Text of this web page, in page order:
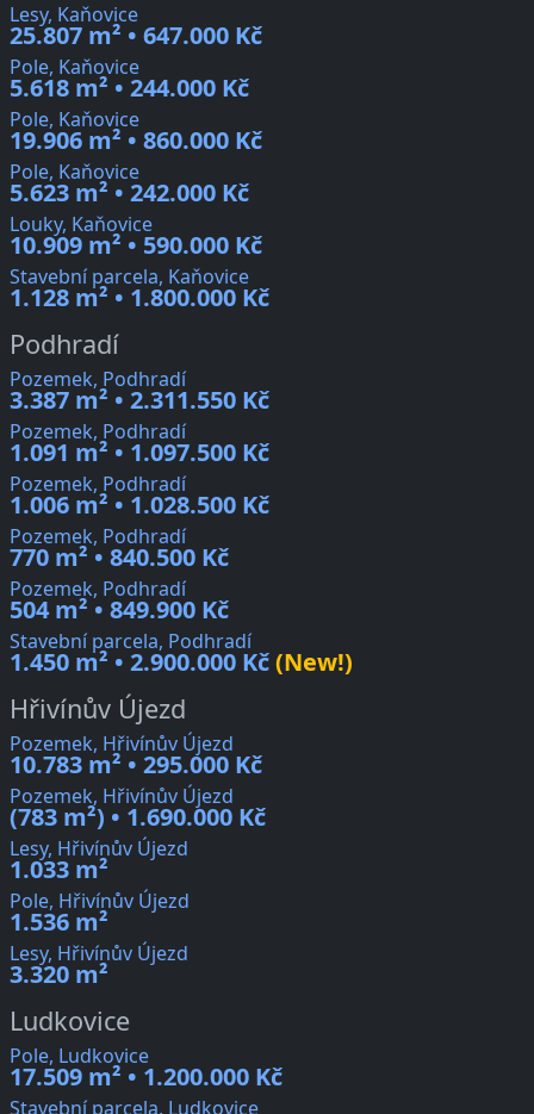
Lesy, Kaňovice
25.807 m² • 647.000 Kč
Pole, Kaňovice
5.618 m² • 244.000 Kč
Pole, Kaňovice
19.906 m² • 860.000 Kč
Pole, Kaňovice
5.623 m² • 242.000 Kč
Louky, Kaňovice
10.909 m² • 590.000 Kč
Stavební parcela, Kaňovice
1.128 m² • 1.800.000 Kč
Podhradí
Pozemek, Podhradí
3.387 m² • 2.311.550 Kč
Pozemek, Podhradí
1.091 m² • 1.097.500 Kč
Pozemek, Podhradí
1.006 m² • 1.028.500 Kč
Pozemek, Podhradí
770 m² • 840.500 Kč
Pozemek, Podhradí
504 m² • 849.900 Kč
Stavební parcela, Podhradí
1.450 m² • 2.900.000 Kč(New!)
Hřivínův Újezd
Pozemek, Hřivínův Újezd
10.783 m² • 295.000 Kč
Pozemek, Hřivínův Újezd
(783 m²) • 1.690.000 Kč
Lesy, Hřivínův Újezd
1.033 m²
Pole, Hřivínův Újezd
1.536 m²
Lesy, Hřivínův Újezd
3.320 m²
Ludkovice
Pole, Ludkovice
17.509 m² • 1.200.000 Kč
Stavební parcela, Ludkovice